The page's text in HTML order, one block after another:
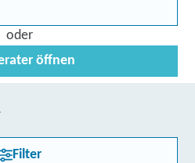
oder
öffnen
Filter